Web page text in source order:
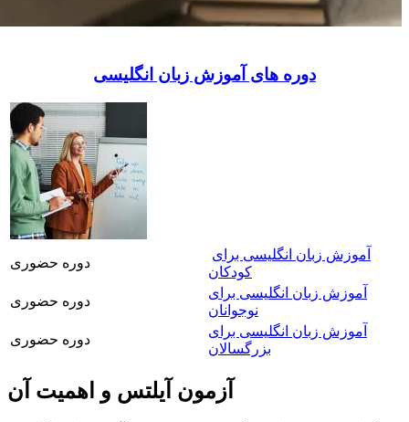
دوره های آموزش زبان انگلیسی
دوره حضوری
آموزش زبان انگلیسی برای
کودکان
دوره حضوری
آموزش زبان انگلیسی برای
نوجوانان
دوره حضوری
آموزش زبان انگلیسی برای
بزرگسالان
آزمون آیلتس و اهمیت آن